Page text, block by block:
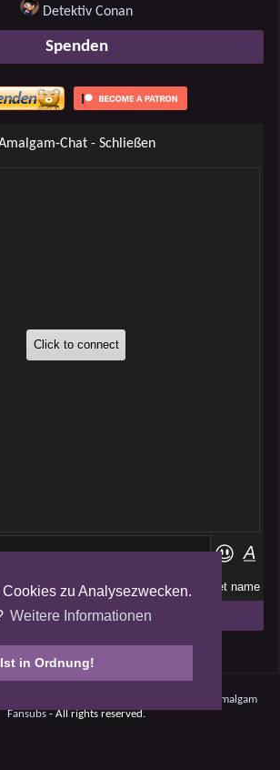
zu Analysezwecken.
Weitere Informationen
Ist in Ordnung!
Detektiv Conan
Spenden
Chat - Schließen
Folge uns auf
Amalgam
Fansubs- All rights reserved.